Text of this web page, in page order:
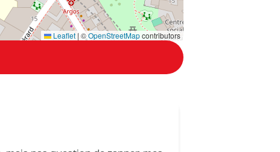
Leaflet |©OpenStreetMapcontributors